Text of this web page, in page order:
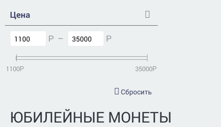
Цена
Р – Р
1100Р 35000Р
Сбросить
ЮБИЛЕЙНЫЕ МОНЕТЫ